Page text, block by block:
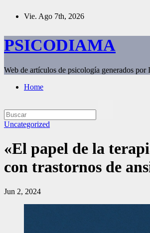
Vie. Ago 7th, 2026
PSICODIAMA
Web de artículos de psicología generados por
Home
Uncategorized
«El papel de la
con trastornos de
Jun 2, 2024